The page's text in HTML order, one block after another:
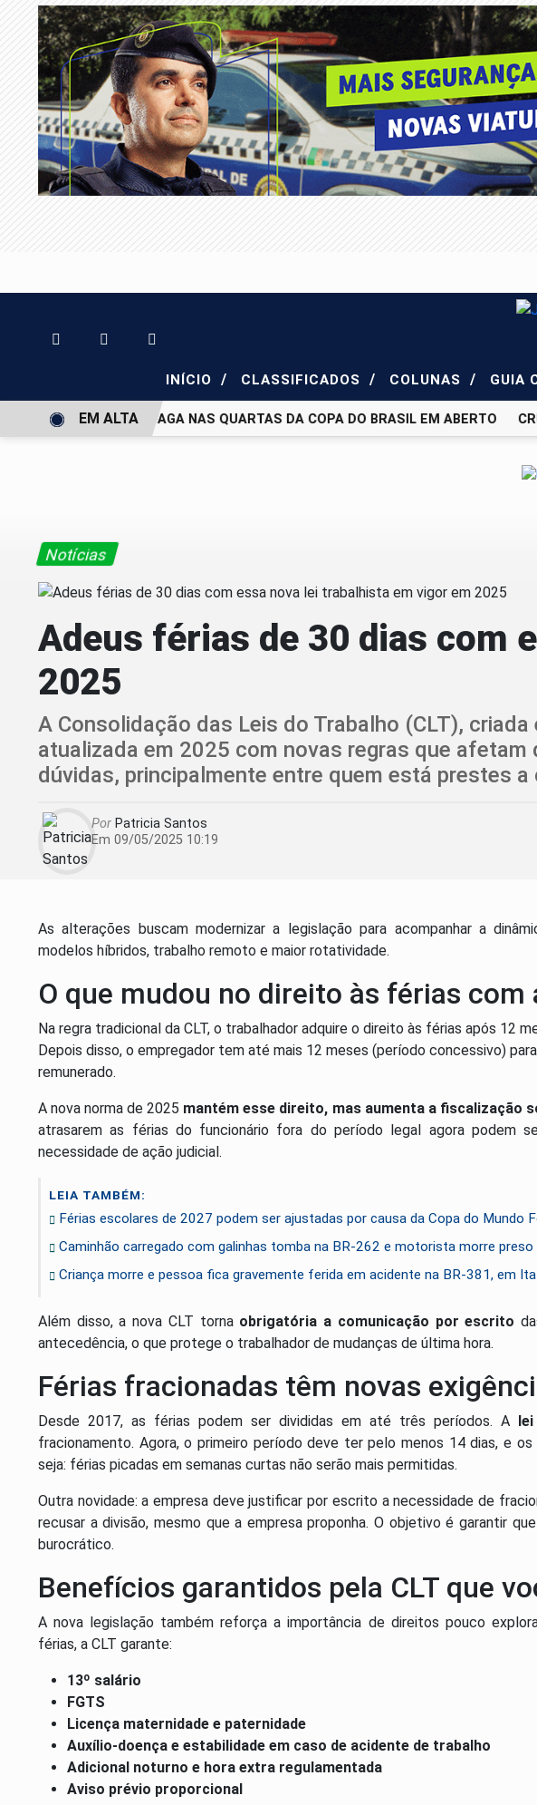
INÍCIO / CLASSIFICADOS / COLUNAS / GUIA
E DEIXA VAGA NAS QUARTAS DA COPA DO BRASIL EM ABERTO
EM ALTA
Notícias
Adeus férias de 30 dias com
2025
A Consolidação das Leis do Trabalho (CLT),
atualizada em 2025 com novas regras que
dúvidas, principalmente entre quem está prestes
Por Patricia Santos
Em 09/05/2025 10:19
As alterações buscam modernizar a legislação para acompanhar a
modelos híbridos, trabalho remoto e maior rotatividade.
O que mudou no direito às férias com
Na regra tradicional da CLT, o trabalhador adquire o direito às férias após 12
Depois disso, o empregador tem até mais 12 meses (período concessivo)
remunerado.
A nova norma de 2025 mantém esse direito, mas aumenta a fiscalização
atrasarem as férias do funcionário fora do período legal agora podem
necessidade de ação judicial.
LEIA TAMBÉM:
Férias escolares de 2027 podem ser ajustadas por causa da Copa do Mundo
Caminhão carregado com galinhas tomba na BR-262 e motorista morre
Criança morre e pessoa fica gravemente ferida em acidente na BR-381, em
Além disso, a nova CLT torna obrigatória a comunicação por escrito
antecedência, o que protege o trabalhador de mudanças de última hora.
Férias fracionadas têm novas
Desde 2017, as férias podem ser divididas em até três períodos. A
fracionamento. Agora, o primeiro período deve ter pelo menos 14 dias, e os
seja: férias picadas em semanas curtas não serão mais permitidas.
Outra novidade: a empresa deve justificar por escrito a necessidade de
recusar a divisão, mesmo que a empresa proponha. O objetivo é garantir
burocrático.
Benefícios garantidos pela CLT que
A nova legislação também reforça a importância de direitos pouco
férias, a CLT garante:
13º salário
FGTS
Licença maternidade e paternidade
Auxílio-doença e estabilidade em caso de acidente de trabalho
Adicional noturno e hora extra regulamentada
Aviso prévio proporcional